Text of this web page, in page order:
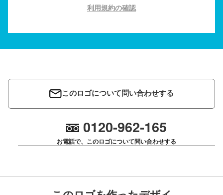
利用規約の確認
このロゴについて問い合わせする
0120-962-165
お電話で、このロゴについて問い合わせする